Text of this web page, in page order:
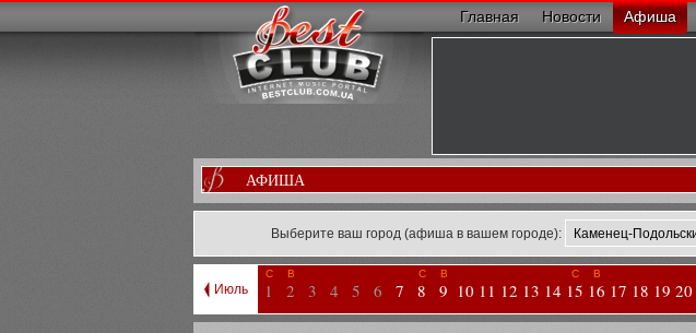
Главная Новости Афиша
АФИША
Выберите ваш город (афиша в вашем городе):
Июль
С
1
В
2 3 4 5 6 7
С
8
В
9 10 11 12 13 14
С
15
В
16 17 18 19 20